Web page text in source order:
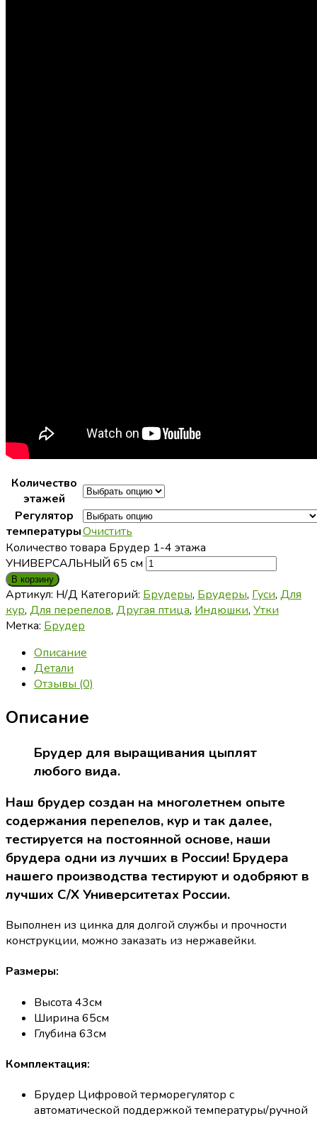
Количество
этажей
Регулятор
температурыОчистить
Количество товара Брудер 1-4 этажа
УНИВЕРСАЛЬНЫЙ 65 см
В корзину
Артикул: Н/Д Категорий: Брудеры, Брудеры, Гуси, Для
кур, Для перепелов, Другая птица, Индюшки, Утки
Метка: Брудер
Описание
Детали
Отзывы (0)
Описание
Брудер для выращивания цыплят
любого вида.
Наш брудер создан на многолетнем опыте
содержания перепелов, кур и так далее,
тестируется на постоянной основе, наши
брудера одни из лучших в России! Брудера
нашего производства тестируют и одобряют в
лучших С/Х Университетах России.
Выполнен из цинка для долгой службы и прочности
конструкции, можно заказать из нержавейки.
Размеры:
Высота 43см
Ширина 65см
Глубина 63см
Комплектация:
Брудер Цифровой терморегулятор с
автоматической поддержкой температуры/ручной